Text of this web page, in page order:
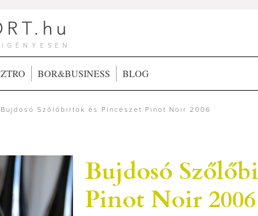
BOR&BUSINESS BLOG
Bujdosó Szőlőbirtok és Pincészet Pinot Noir 2006
Bujdosó
Pinot Noir 2006